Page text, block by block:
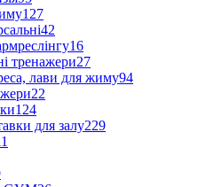
127
42
16
тренажери27
лави для жиму94
22
124
для залу229